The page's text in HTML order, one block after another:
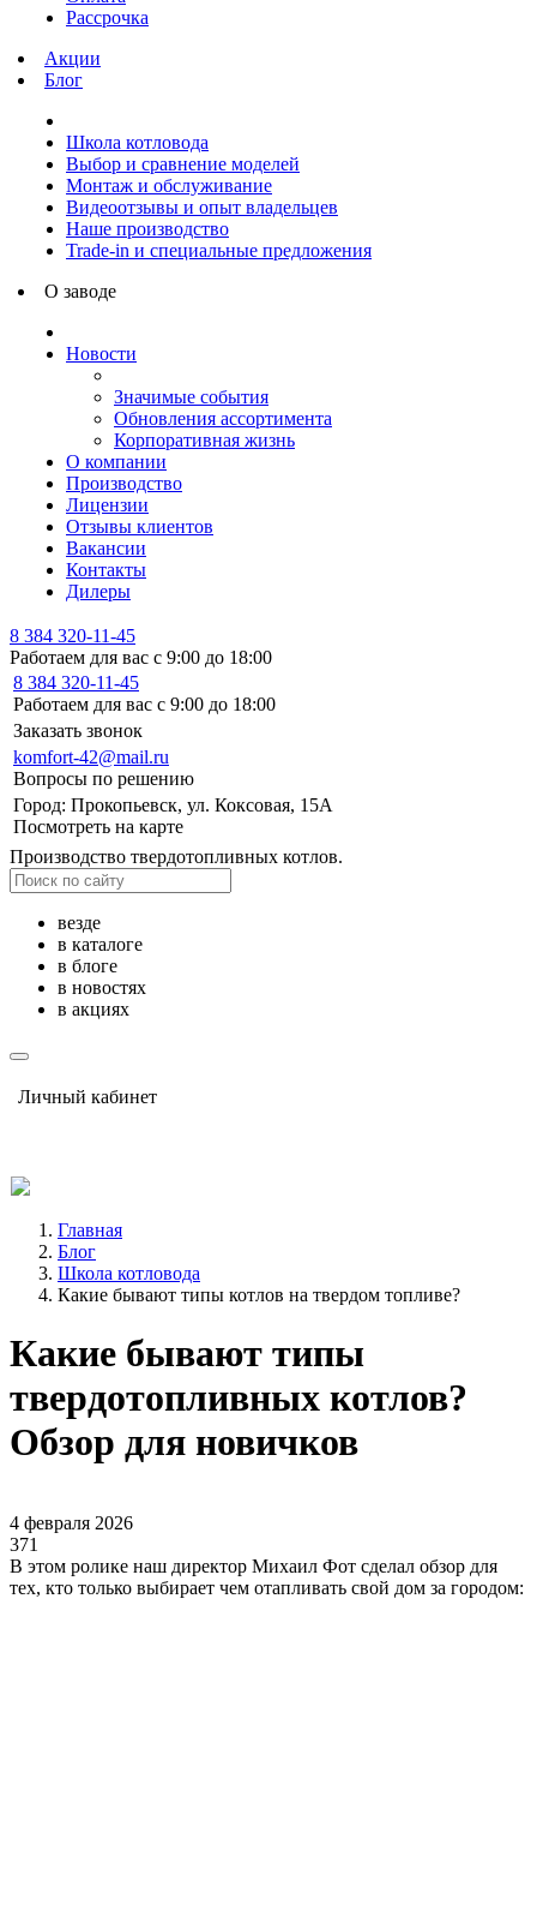
Рассрочка
Акции
Блог
Школа котловода
Выбор и сравнение моделей
Монтаж и обслуживание
Видеоотзывы и опыт владельцев
Наше производство
Trade-in и специальные предложения
О заводе
Новости
Значимые события
Обновления ассортимента
Корпоративная жизнь
О компании
Производство
Лицензии
Отзывы клиентов
Вакансии
Контакты
Дилеры
8 384 320-11-45
Работаем для вас с 9:00 до 18:00
8 384 320-11-45
Работаем для вас с 9:00 до 18:00
Заказать звонок
komfort-42@mail.ru
Вопросы по решению
Город: Прокопьевск, ул. Коксовая, 15А
Посмотреть на карте
Производство твердотопливных котлов.
везде
в каталоге
в блоге
в новостях
в акциях
Личный кабинет
Главная
Блог
Школа котловода
Какие бывают типы котлов на твердом топливе?
Какие бывают типы
твердотопливных котлов?
Обзор для новичков
4 февраля 2026
371
В этом ролике наш директор Михаил Фот сделал обзор для
тех, кто только выбирает чем отапливать свой дом за городом: